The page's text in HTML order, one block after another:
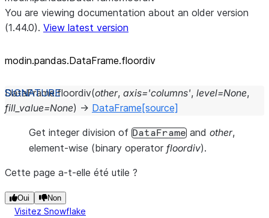
You are viewing documentation about an older version
(1.44.0). View latest version
modin.pandas.DataFrame.floordiv
DataFrame.floordiv(other, axis='columns', level=None,
fill_value=None) → DataFrame [source]
Get integer division of DataFrame and other,
element-wise (binary operator floordiv).
Cette page a-t-elle été utile ?
Oui Non
Visitez Snowflake